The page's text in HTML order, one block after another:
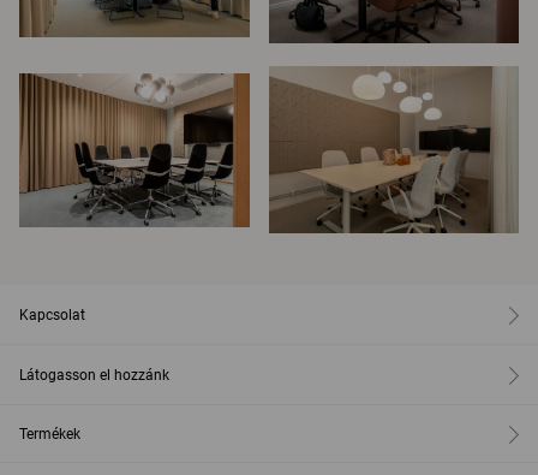
Kapcsolat
Látogasson el hozzánk
Termékek